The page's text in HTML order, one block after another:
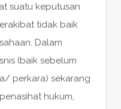
suatu keputusan
tidak baik
Dalam
(baik sebelum
perkara) sekarang
hukum,